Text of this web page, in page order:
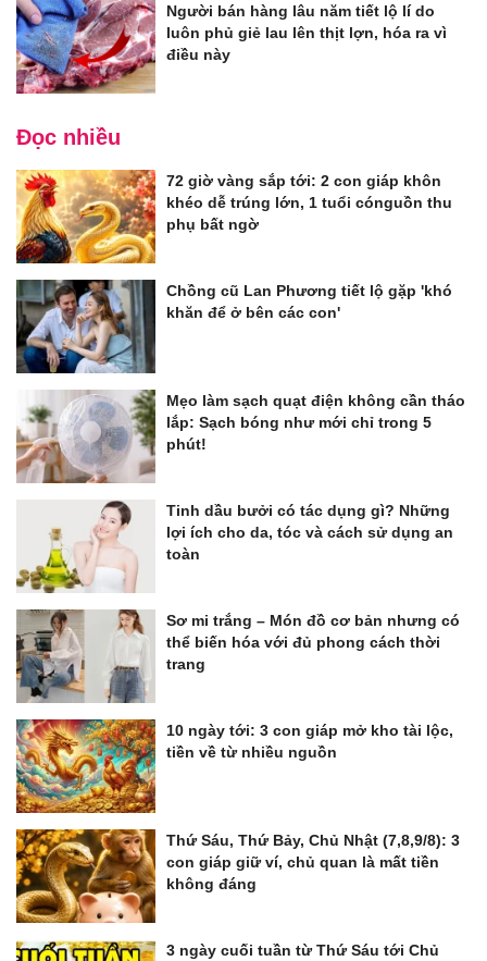
Người bán hàng lâu năm tiết lộ lí do
luôn phủ giẻ lau lên thịt lợn, hóa ra vì
điều này
Đọc nhiều
72 giờ vàng sắp tới: 2 con giáp khôn
khéo dễ trúng lớn, 1 tuổi cónguồn thu
phụ bất ngờ
Chồng cũ Lan Phương tiết lộ gặp 'khó
khăn để ở bên các con'
Mẹo làm sạch quạt điện không cần tháo
lắp: Sạch bóng như mới chỉ trong 5
phút!
Tinh dầu bưởi có tác dụng gì? Những
lợi ích cho da, tóc và cách sử dụng an
toàn
Sơ mi trắng – Món đồ cơ bản nhưng có
thể biến hóa với đủ phong cách thời
trang
10 ngày tới: 3 con giáp mở kho tài lộc,
tiền về từ nhiều nguồn
Thứ Sáu, Thứ Bảy, Chủ Nhật (7,8,9/8): 3
con giáp giữ ví, chủ quan là mất tiền
không đáng
3 ngày cuối tuần từ Thứ Sáu tới Chủ